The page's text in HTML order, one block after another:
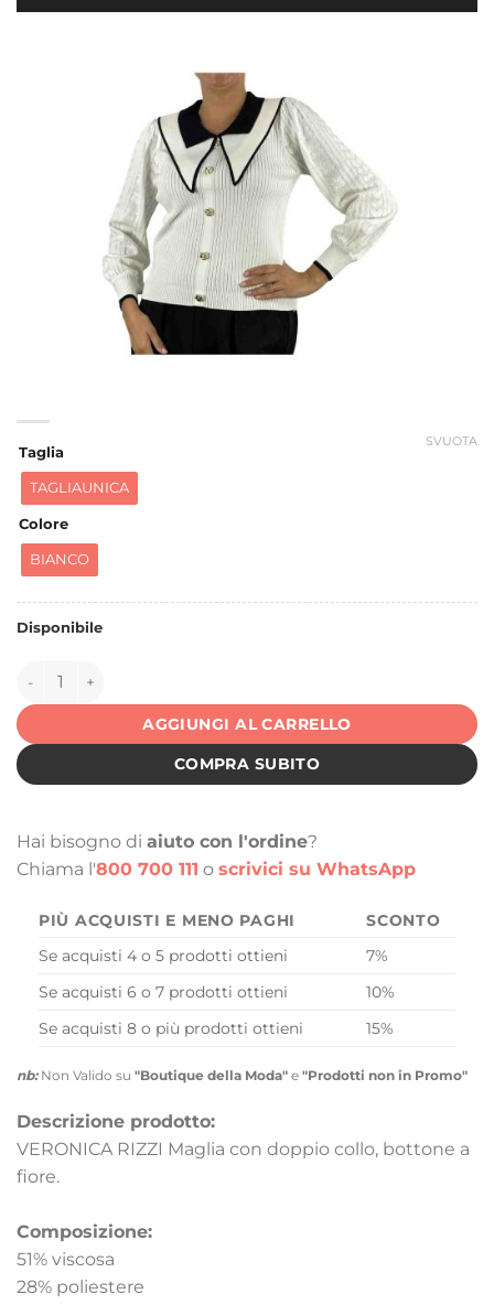
Taglia
TAGLIAUNICA
Colore
BIANCO
SVUOTA
Disponibile
150448 quantità
AGGIUNGI AL CARRELLO
COMPRA SUBITO
Hai bisogno di aiuto con l'ordine?
Chiama l'800 700 111 o scrivici su WhatsApp
PIÙ ACQUISTI E MENO PAGHI
SCONTO
Se acquisti 4 o 5 prodotti ottieni
7%
Se acquisti 6 o 7 prodotti ottieni
10%
Se acquisti 8 o più prodotti ottieni
15%
nb:Non Valido su "Boutique della Moda" e "Prodotti non in Promo"
Descrizione prodotto:
VERONICA RIZZI Maglia con doppio collo, bottone a
fiore.
Composizione:
51% viscosa
28% poliestere